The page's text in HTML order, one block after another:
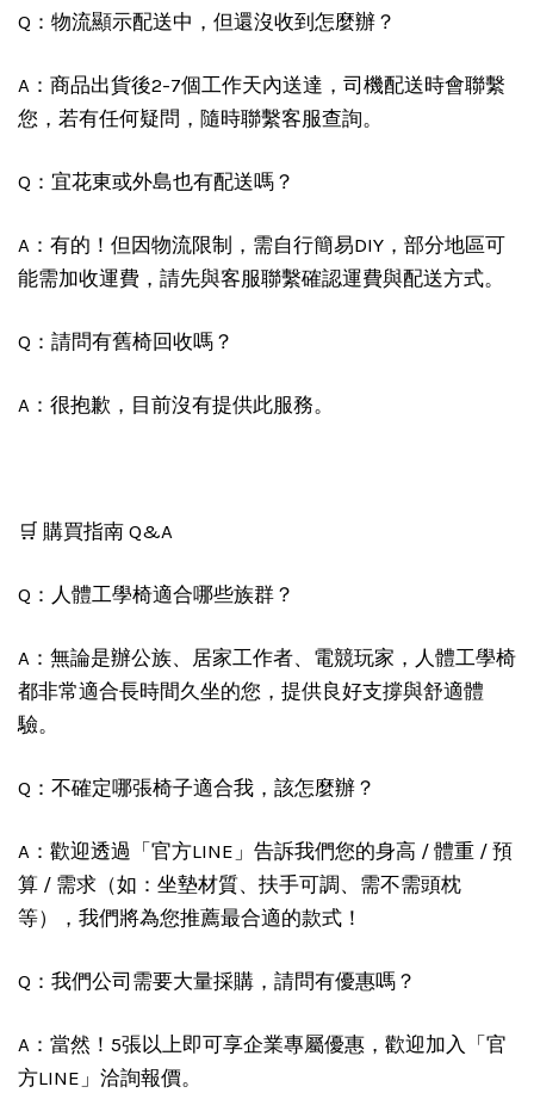
Q：物流顯示配送中，但還沒收到怎麼辦？
A：商品出貨後2-7個工作天內送達，司機配送時會聯繫
您，若有任何疑問，隨時聯繫客服查詢。
Q：宜花東或外島也有配送嗎？
A：有的！但因物流限制，需自行簡易DIY，部分地區可
能需加收運費，請先與客服聯繫確認運費與配送方式。
Q：請問有舊椅回收嗎？
A：很抱歉，目前沒有提供此服務。
🛒 購買指南 Q&A
Q：人體工學椅適合哪些族群？
A：無論是辦公族、居家工作者、電競玩家，人體工學椅
都非常適合長時間久坐的您，提供良好支撐與舒適體
驗。
Q：不確定哪張椅子適合我，該怎麼辦？
A：歡迎透過「官方LINE」告訴我們您的身高 / 體重 / 預
算 / 需求（如：坐墊材質、扶手可調、需不需頭枕
等），我們將為您推薦最合適的款式！
Q：我們公司需要大量採購，請問有優惠嗎？
A：當然！5張以上即可享企業專屬優惠，歡迎加入「官
方LINE」洽詢報價。